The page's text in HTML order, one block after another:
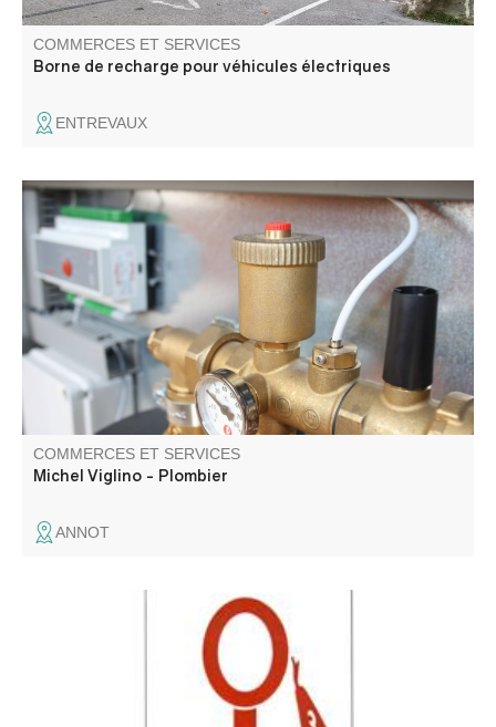
COMMERCES ET SERVICES
Borne de recharge pour véhicules électriques
ENTREVAUX
COMMERCES ET SERVICES
Michel Viglino - Plombier
ANNOT
Le cabinet infirmiers Gourlan/Miljevic vous accueille toute
l'année au cabinet médical, route de Nice. Permanence
de soins de 9h à 9h30 sauf Dimanche et fériées, ensuite
le reste de l'activité de soins se déroule au domicile des